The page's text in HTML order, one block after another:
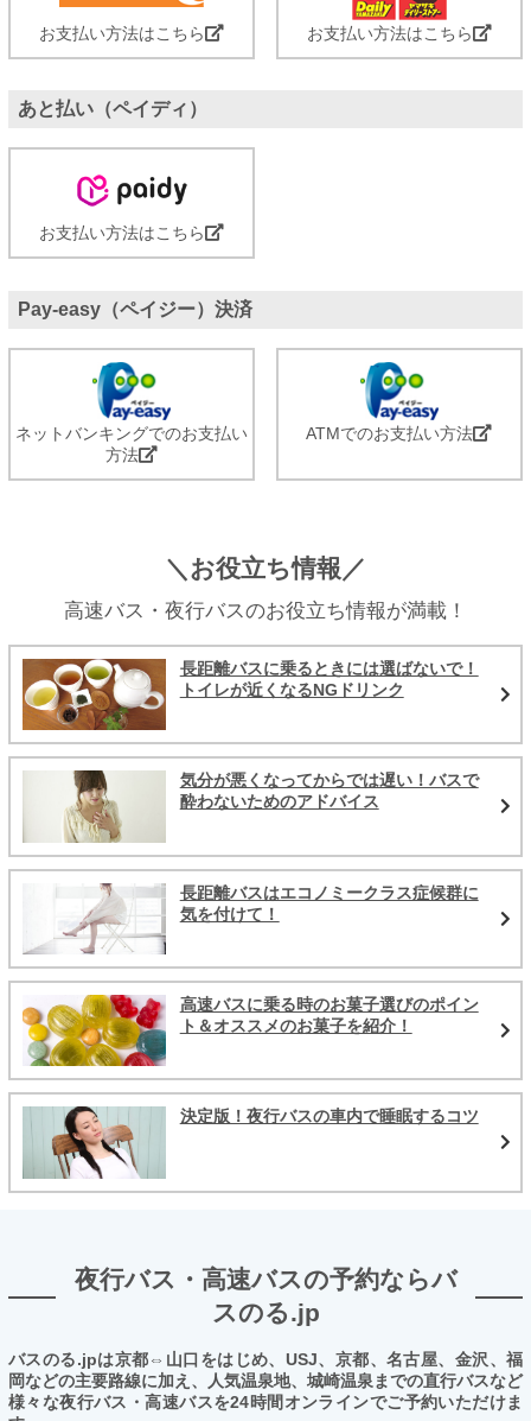
お支払い方法はこちら お支払い方法はこちら
あと払い（ペイディ）
お支払い方法はこちら
Pay-easy（ペイジー）決済
ネットバンキングでのお支払い
方法
ATMでのお支払い方法
＼お役立ち情報／
高速バス・夜行バスのお役立ち情報が満載！
長距離バスに乗るときには選ばないで！
トイレが近くなるNGドリンク
気分が悪くなってからでは遅い！バスで
酔わないためのアドバイス
長距離バスはエコノミークラス症候群に
気を付けて！
高速バスに乗る時のお菓子選びのポイン
ト＆オススメのお菓子を紹介！
決定版！夜行バスの車内で睡眠するコツ
夜行バス・高速バスの予約ならバ
スのる.jp
バスのる.jpは京都⇔山口をはじめ、USJ、京都、名古屋、金沢、福
岡などの主要路線に加え、人気温泉地、城崎温泉までの直行バスなど
様々な夜行バス・高速バスを24時間オンラインでご予約いただけま